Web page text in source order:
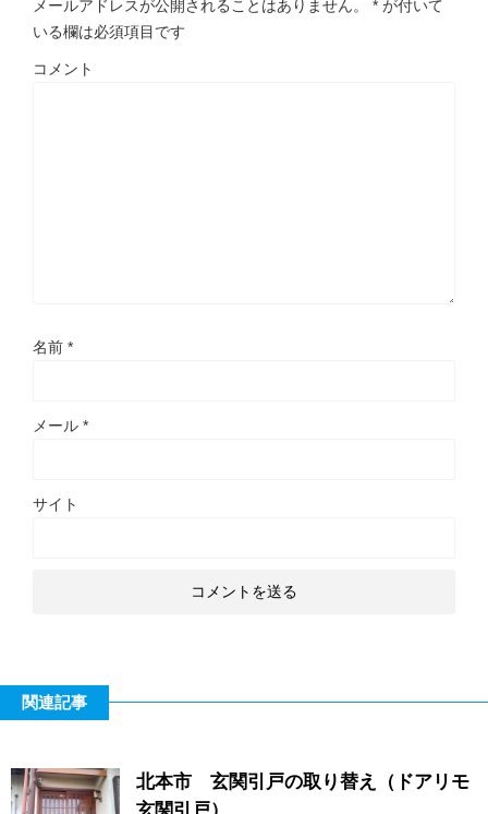
メールアドレスが公開されることはありません。 * が付いて
いる欄は必須項目です
コメント
名前 *
メール *
サイト
関連記事
北本市 玄関引戸の取り替え（ドアリモ